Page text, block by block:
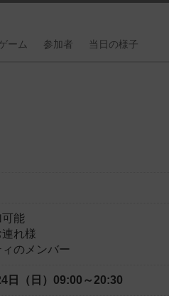
ーム 参加者 当日の様子
可能
連れ様
ィのメンバー
日（日） 09:00～20:30